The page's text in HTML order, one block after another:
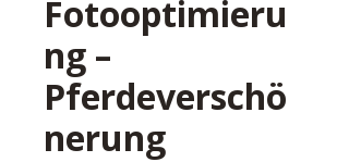
Fotooptimieru
ng –
Pferdeverschö
nerung